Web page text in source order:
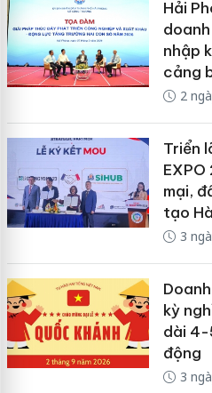
Hải
nhập
cảng
2
Triển
mại,
tạo
3
kỳ
dài 4-
động
3